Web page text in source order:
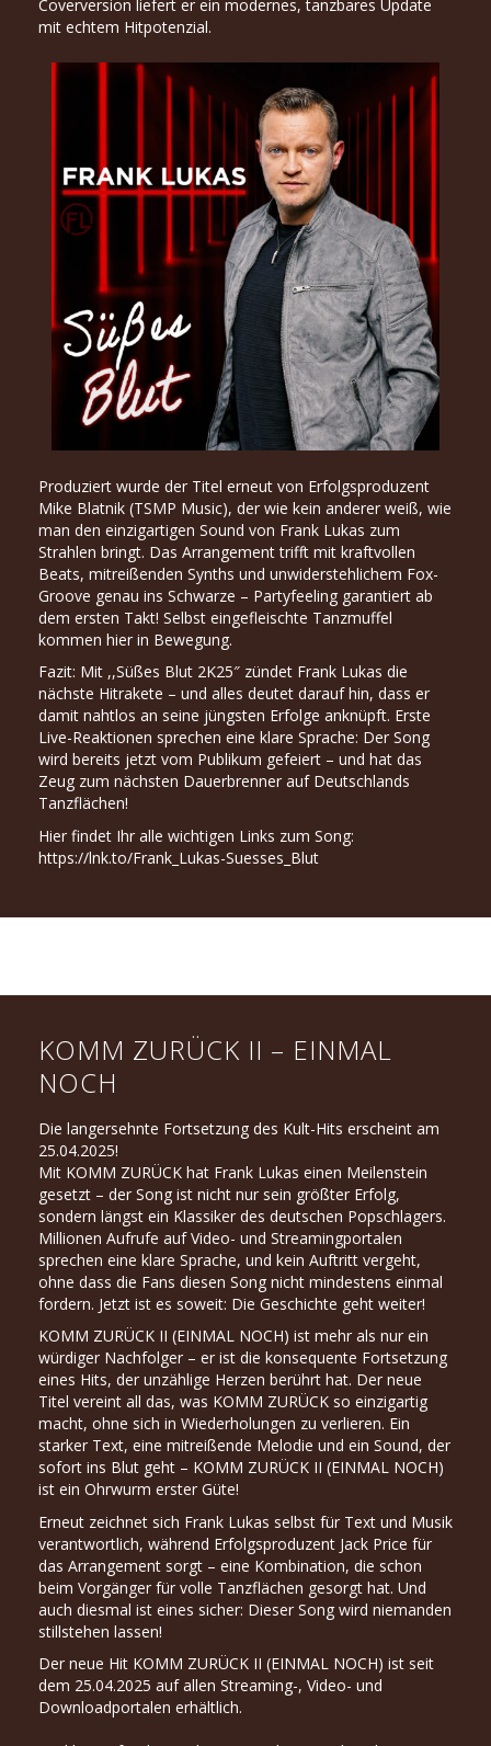
Coverversion liefert er ein modernes, tanzbares Update
mit echtem Hitpotenzial.
Produziert wurde der Titel erneut von Erfolgsproduzent
Mike Blatnik (TSMP Music), der wie kein anderer weiß, wie
man den einzigartigen Sound von Frank Lukas zum
Strahlen bringt. Das Arrangement trifft mit kraftvollen
Beats, mitreißenden Synths und unwiderstehlichem Fox-
Groove genau ins Schwarze – Partyfeeling garantiert ab
dem ersten Takt! Selbst eingefleischte Tanzmuffel
kommen hier in Bewegung.
Fazit: Mit ,,Süßes Blut 2K25″ zündet Frank Lukas die
nächste Hitrakete – und alles deutet darauf hin, dass er
damit nahtlos an seine jüngsten Erfolge anknüpft. Erste
Live-Reaktionen sprechen eine klare Sprache: Der Song
wird bereits jetzt vom Publikum gefeiert – und hat das
Zeug zum nächsten Dauerbrenner auf Deutschlands
Tanzflächen!
Hier findet Ihr alle wichtigen Links zum Song:
https://lnk.to/Frank_Lukas-Suesses_Blut
KOMM ZURÜCK II – EINMAL
NOCH
Die langersehnte Fortsetzung des Kult-Hits erscheint am
25.04.2025!
Mit KOMM ZURÜCK hat Frank Lukas einen Meilenstein
gesetzt – der Song ist nicht nur sein größter Erfolg,
sondern längst ein Klassiker des deutschen Popschlagers.
Millionen Aufrufe auf Video- und Streamingportalen
sprechen eine klare Sprache, und kein Auftritt vergeht,
ohne dass die Fans diesen Song nicht mindestens einmal
fordern. Jetzt ist es soweit: Die Geschichte geht weiter!
KOMM ZURÜCK II (EINMAL NOCH) ist mehr als nur ein
würdiger Nachfolger – er ist die konsequente Fortsetzung
eines Hits, der unzählige Herzen berührt hat. Der neue
Titel vereint all das, was KOMM ZURÜCK so einzigartig
macht, ohne sich in Wiederholungen zu verlieren. Ein
starker Text, eine mitreißende Melodie und ein Sound, der
sofort ins Blut geht – KOMM ZURÜCK II (EINMAL NOCH)
ist ein Ohrwurm erster Güte!
Erneut zeichnet sich Frank Lukas selbst für Text und Musik
verantwortlich, während Erfolgsproduzent Jack Price für
das Arrangement sorgt – eine Kombination, die schon
beim Vorgänger für volle Tanzflächen gesorgt hat. Und
auch diesmal ist eines sicher: Dieser Song wird niemanden
stillstehen lassen!
Der neue Hit KOMM ZURÜCK II (EINMAL NOCH) ist seit
dem 25.04.2025 auf allen Streaming-, Video- und
Downloadportalen erhältlich.